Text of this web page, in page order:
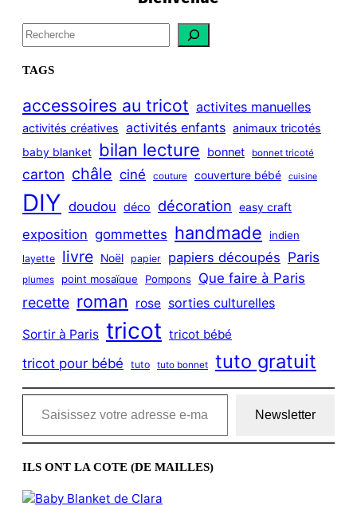
S
e
a
c
h
TAGS
accessoires au tricot activites manuelles
activités créatives activités enfants animaux tricotés
baby blanket bilan lecture bonnet bonnet tricoté
carton châle ciné couture couverture bébé cuisine
DIY doudou déco décoration easy craft
exposition gommettes handmade indien
layette livre Noël papier papiers découpés Paris
plumes point mosaïque Pompons Que faire à Paris
recette roman rose sorties culturelles
Sortir à Paris tricot tricot bébé
tricot pour bébé tuto tuto bonnet tuto gratuit
Saisissez votre adresse e-mail…
Newsletter
ILS ONT LA COTE (DE MAILLES)